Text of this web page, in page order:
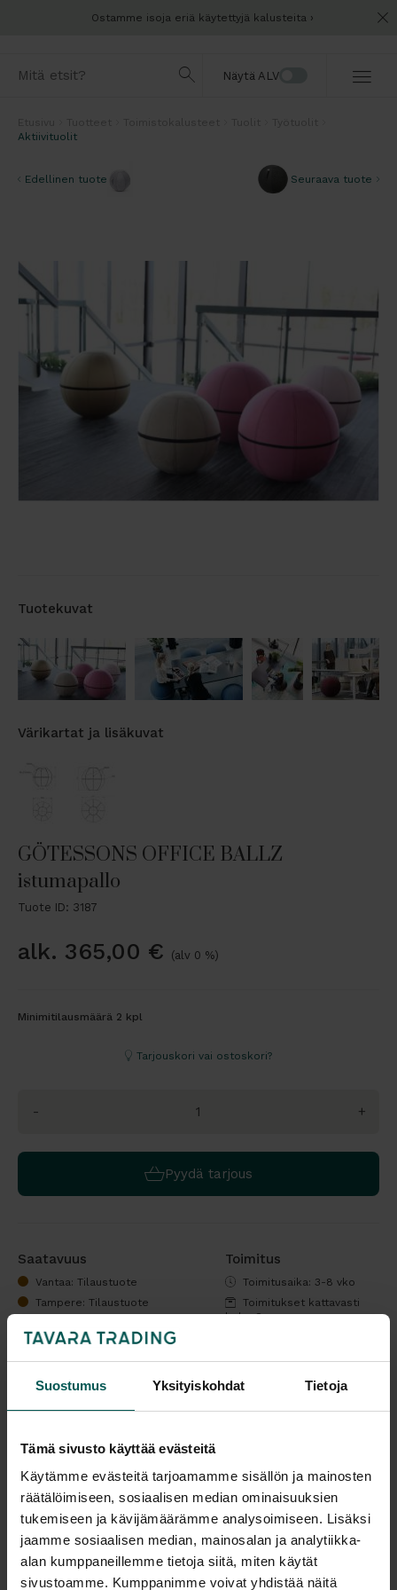
Suostumus Yksityiskohdat Tietoja
Tämä sivusto käyttää evästeitä
Käytämme evästeitä tarjoamamme sisällön ja mainosten
räätälöimiseen, sosiaalisen median ominaisuuksien
tukemiseen ja kävijämäärämme analysoimiseen. Lisäksi
jaamme sosiaalisen median, mainosalan ja analytiikka-
alan kumppaneillemme tietoja siitä, miten käytät
sivustoamme. Kumppanimme voivat yhdistää näitä
Ostamme isoja eriä käytettyjä kalusteita
Näytä ALV
Aktiivituolit
Edellinen tuote Seuraava tuote
Tuotekuvat
Värikartat ja lisäkuvat
GÖTESSONS OFFICE BALLZ
istumapallo
Tuote ID: 3187
alk. 365,00 € (alv 0 %)
Minimitilausmäärä 2 kpl
Tarjouskori vai ostoskori?
- +
Pyydä tarjous
Saatavuus
Vantaa: Tilaustuote
Tampere: Tilaustuote
Toimitus
Toimitusaika: 3-8 vko
Toimitukset kattavasti
koko Suomeen.
Lisää tuotevertailuun
Kaikki valmistajan tuotteet tilattavissa kauttamme.